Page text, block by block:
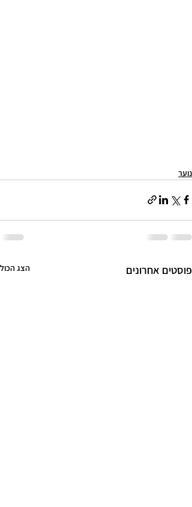
נוער
פוסטים אחרונים הצג הכול